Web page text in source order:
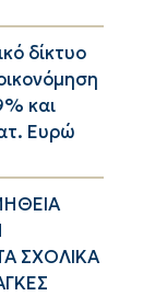
δίκτυο
και
Ευρώ
ΣΧΟΛΙΚΑ